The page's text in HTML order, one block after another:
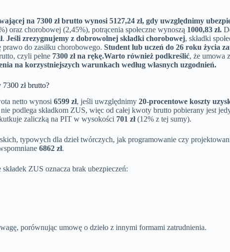
na 7300 zł brutto wynosi 5127,24 zł, gdy uwzględnimy
oraz chorobowej (2,45%), potrącenia społeczne wynoszą 1000,83 zł.
. Jeśli zrezygnujemy z dobrowolnej składki chorobowej, składki
do zasiłku chorobowego. Student lub uczeń do 26 roku życia
czyli pełne 7300 zł na rękę.Warto również podkreślić, że umowa
na korzystniejszych warunkach według własnych uzgodnień.
zł brutto?
netto wynosi 6599 zł, jeśli uwzględnimy 20-procentowe koszty
podlega składkom ZUS, więc od całej kwoty brutto pobierany jest
zaliczką na PIT w wysokości 701 zł(12% z tej sumy).
typowych dla dzieł twórczych, jak programowanie czy
6862 zł.
ZUS oznacza brak ubezpieczeń:
porównując umowę o dzieło z innymi formami zatrudnienia.